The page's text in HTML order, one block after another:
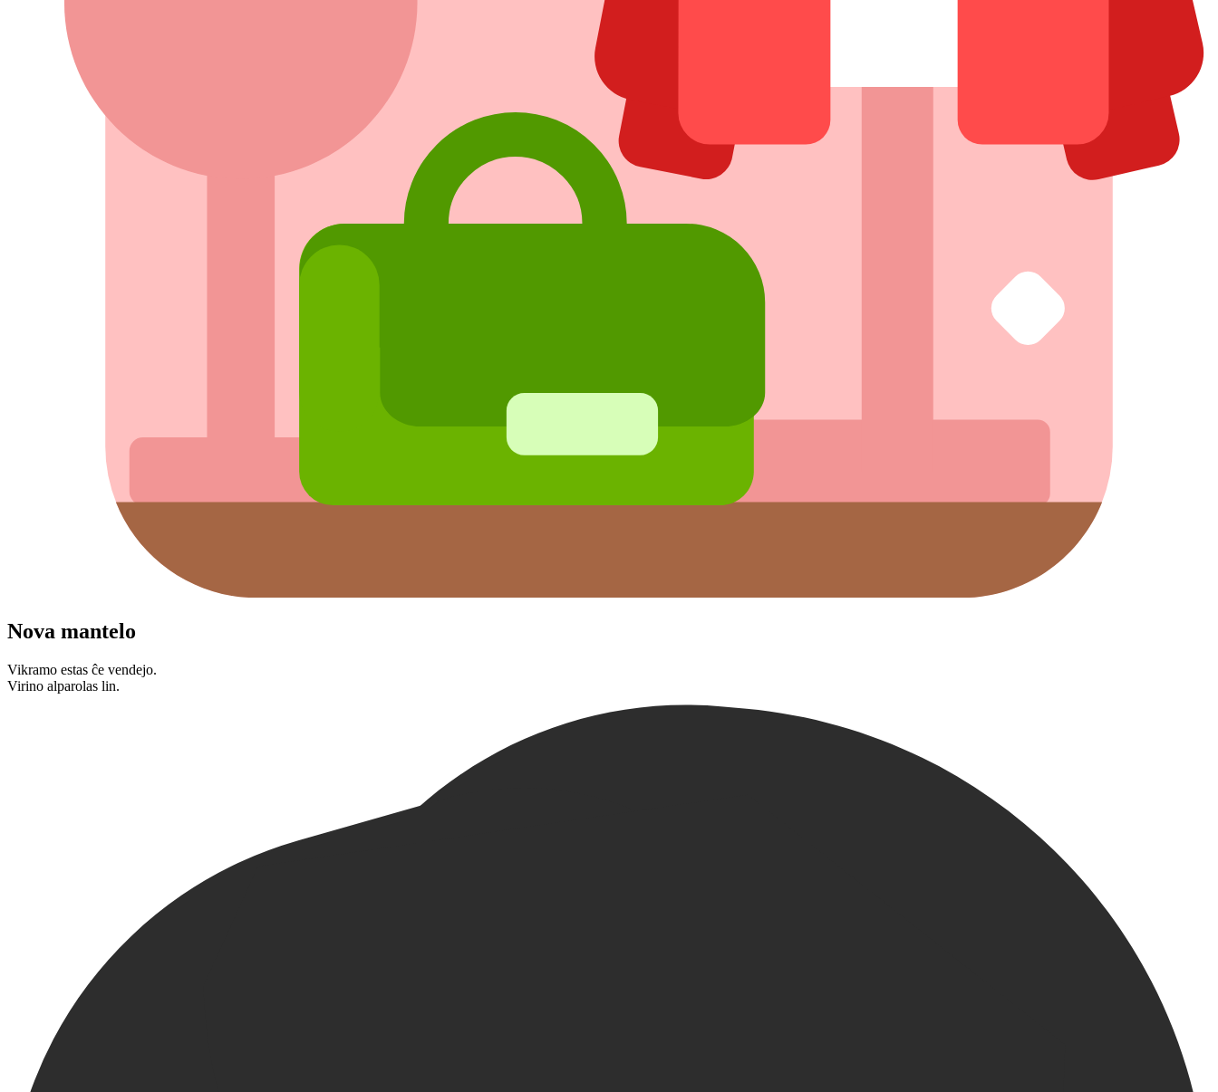
Nova mantelo
Vikramo estas ĉe vendejo.
Virino alparolas lin.